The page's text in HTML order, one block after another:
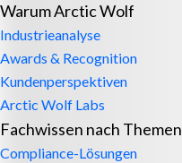
Warum Arctic Wolf
Industrieanalyse
Awards & Recognition
Kundenperspektiven
Arctic Wolf Labs
Fachwissen nach Themen
Compliance-Lösungen